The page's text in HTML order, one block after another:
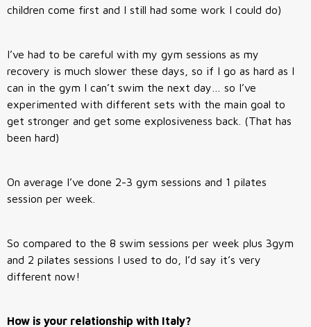
children come first and I still had some work I could do)
I’ve had to be careful with my gym sessions as my
recovery is much slower these days, so if I go as hard as I
can in the gym I can’t swim the next day… so I’ve
experimented with different sets with the main goal to
get stronger and get some explosiveness back. (That has
been hard)
On average I’ve done 2-3 gym sessions and 1 pilates
session per week.
So compared to the 8 swim sessions per week plus 3gym
and 2 pilates sessions I used to do, I’d say it’s very
different now!
How is your relationship with Italy?